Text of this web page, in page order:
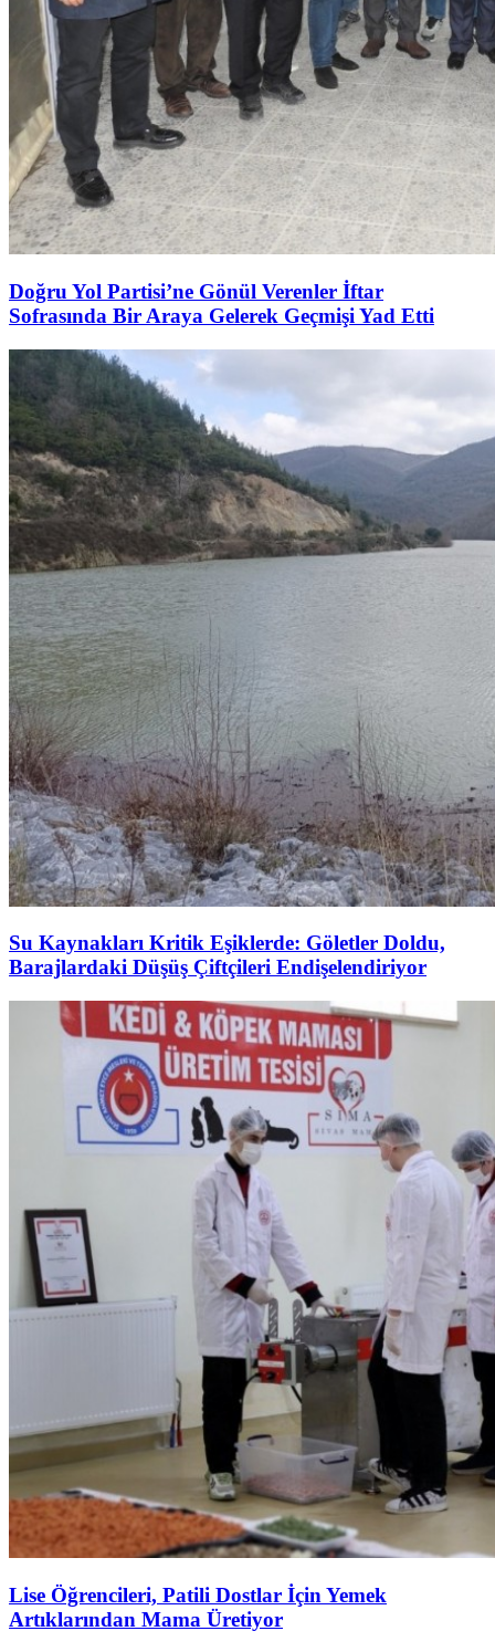
Doğru Yol Partisi’ne Gönül Verenler İftar
Sofrasında Bir Araya Gelerek Geçmişi Yad Etti
Su Kaynakları Kritik Eşiklerde: Göletler Doldu,
Barajlardaki Düşüş Çiftçileri Endişelendiriyor
Lise Öğrencileri, Patili Dostlar İçin Yemek
Artıklarından Mama Üretiyor